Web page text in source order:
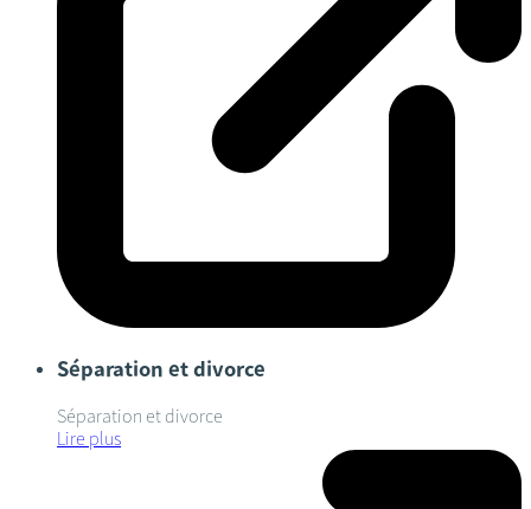
Séparation et divorce
Séparation et divorce
Lire plus